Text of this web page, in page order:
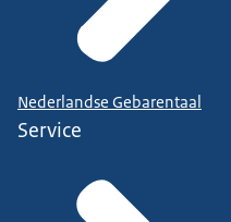
Nederlandse Gebarentaal
Service